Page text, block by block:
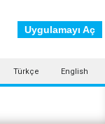
Türkçe English
Uygulamayı Aç